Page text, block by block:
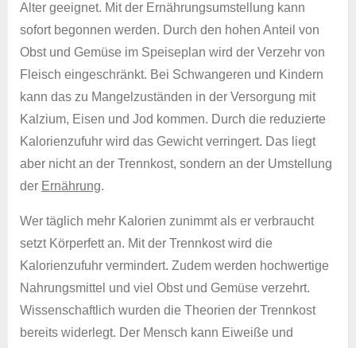
Alter geeignet. Mit der Ernährungsumstellung kann
sofort begonnen werden. Durch den hohen Anteil von
Obst und Gemüse im Speiseplan wird der Verzehr von
Fleisch eingeschränkt. Bei Schwangeren und Kindern
kann das zu Mangelzuständen in der Versorgung mit
Kalzium, Eisen und Jod kommen. Durch die reduzierte
Kalorienzufuhr wird das Gewicht verringert. Das liegt
aber nicht an der Trennkost, sondern an der Umstellung
der Ernährung.
Wer täglich mehr Kalorien zunimmt als er verbraucht
setzt Körperfett an. Mit der Trennkost wird die
Kalorienzufuhr vermindert. Zudem werden hochwertige
Nahrungsmittel und viel Obst und Gemüse verzehrt.
Wissenschaftlich wurden die Theorien der Trennkost
bereits widerlegt. Der Mensch kann Eiweiße und